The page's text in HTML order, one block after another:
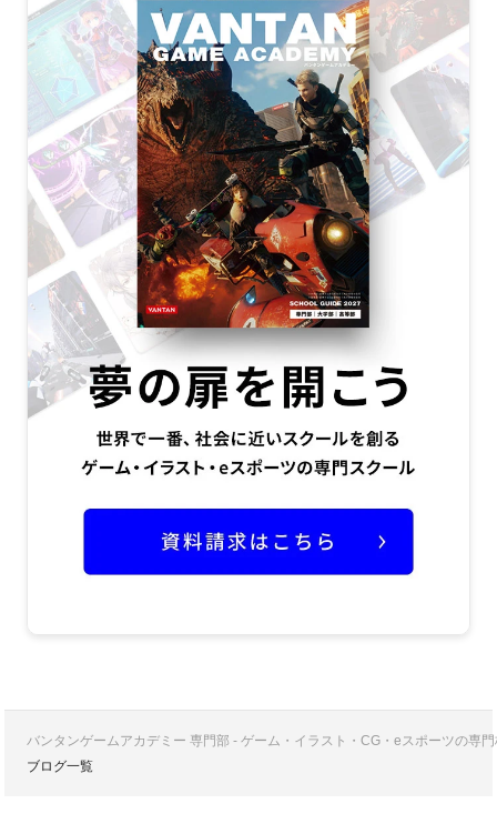
バンタンゲームアカデミー 専門部 - ゲーム・イラスト・CG・eスポーツの専
ブログ一覧